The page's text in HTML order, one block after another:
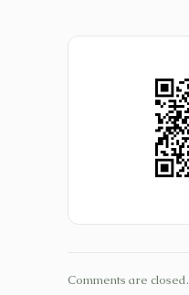
Comments are closed.